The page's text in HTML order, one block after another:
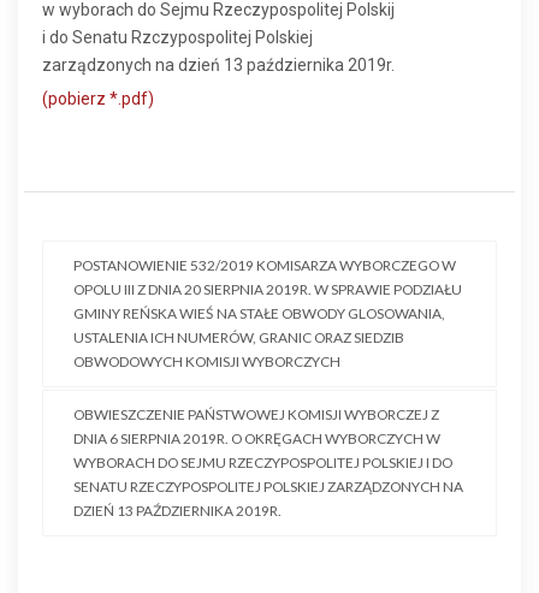
w wyborach do Sejmu Rzeczypospolitej Polskij
i do Senatu Rzczypospolitej Polskiej
zarządzonych na dzień 13 października 2019r.
(pobierz *.pdf)
POSTANOWIENIE 532/2019 KOMISARZA WYBORCZEGO W
OPOLU III Z DNIA 20 SIERPNIA 2019R. W SPRAWIE PODZIAŁU
GMINY REŃSKA WIEŚ NA STAŁE OBWODY GLOSOWANIA,
USTALENIA ICH NUMERÓW, GRANIC ORAZ SIEDZIB
OBWODOWYCH KOMISJI WYBORCZYCH
OBWIESZCZENIE PAŃSTWOWEJ KOMISJI WYBORCZEJ Z
DNIA 6 SIERPNIA 2019R. O OKRĘGACH WYBORCZYCH W
WYBORACH DO SEJMU RZECZYPOSPOLITEJ POLSKIEJ I DO
SENATU RZECZYPOSPOLITEJ POLSKIEJ ZARZĄDZONYCH NA
DZIEŃ 13 PAŹDZIERNIKA 2019R.